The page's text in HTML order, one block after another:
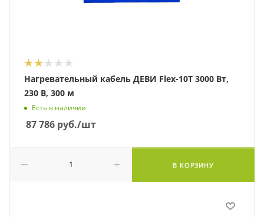
Нагревательный кабель ДЕВИ Flex-10T 3000 Вт,
230 В, 300 м
Есть в наличии
87 786 руб./шт
В КОРЗИНУ